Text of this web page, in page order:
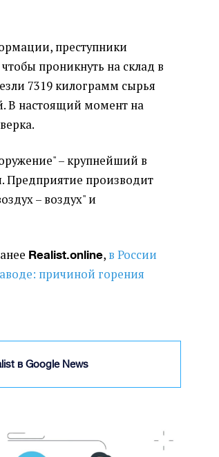
преступники
проникнуть на склад в
7319 килограмм сырья
В настоящий момент на
– крупнейший в
Предприятие производит
– воздух" и
Realist.online, в России
причиной горения
в Google News